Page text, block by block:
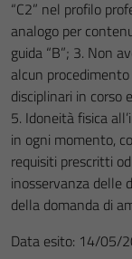
“C2” nel profilo
analogo per
guida “B”; 3. Non
alcun
disciplinari in corso
5. Idoneità fisica
in ogni momento,
requisiti prescritti
inosservanza delle
della domanda di
Data esito: 14/05/